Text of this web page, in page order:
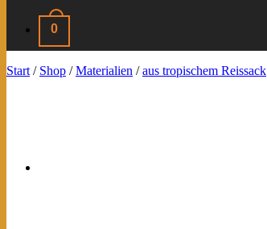
0
Start / Shop / Materialien / aus tropischem Reissack